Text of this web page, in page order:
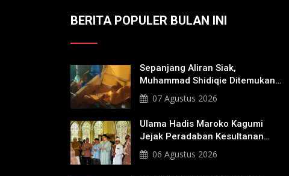
BERITA POPULER BULAN INI
Sepanjang Aliran Siak,
Muhammad Shidiqie Ditemukan
Satu Kilo Dari Tempat Pertama
Tenggelam
07 Agustus 2026
Ulama Hadis Maroko Kagumi
Jejak Peradaban Kesultanan
Siak, Ziarahi Makam Sultan
Hingga Pendiri Pekanbaru
06 Agustus 2026